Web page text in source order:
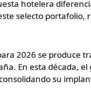
hotelera
selecto
2026 se produce
En esta década,
su